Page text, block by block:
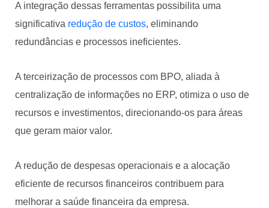
A integração dessas ferramentas possibilita uma
significativa redução de custos, eliminando
redundâncias e processos ineficientes.
A terceirização de processos com BPO, aliada à
centralização de informações no ERP, otimiza o uso de
recursos e investimentos, direcionando-os para áreas
que geram maior valor.
A redução de despesas operacionais e a alocação
eficiente de recursos financeiros contribuem para
melhorar a saúde financeira da empresa.